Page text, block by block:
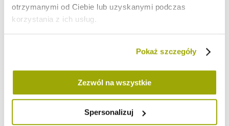
otrzymanymi od Ciebie lub uzyskanymi podczas
korzystania z ich usług.
Pokaż szczegóły
Zezwól na wszystkie
Spersonalizuj